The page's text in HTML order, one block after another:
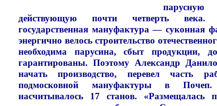
действующую почти четверть века.
государственная мануфактура — суконная
энергично велось строительство
необходима парусина, сбыт продукции,
гарантированы. Поэтому Александр
начать производство, перевел часть
подмосковной мануфактуры в
насчитывалось 17 станов. «Размещалась